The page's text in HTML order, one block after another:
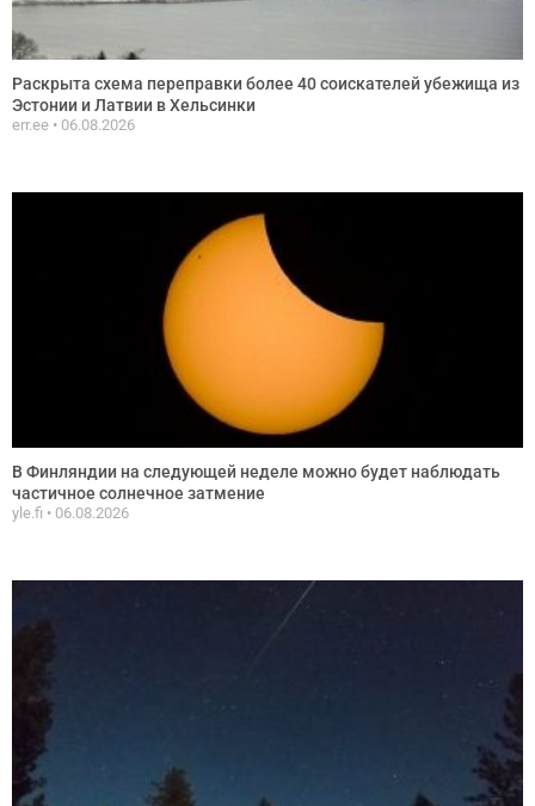
Раскрыта схема переправки более 40 соискателей убежища из
Эстонии и Латвии в Хельсинки
err.ee 06.08.2026
В Финляндии на следующей неделе можно будет наблюдать
частичное солнечное затмение
yle.fi 06.08.2026